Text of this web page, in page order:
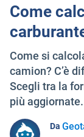
Come
Come si
camion? C’è
Scegli tra la
più aggiornate.
Da